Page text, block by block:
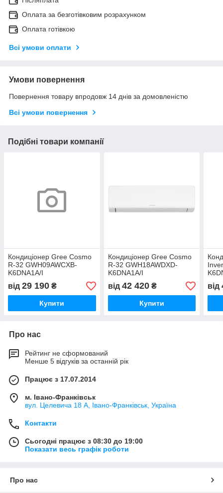
Оплата за безготівковим розрахунком
Оплата готівкою
Всі умови оплати
Умови повернення
Повернення товару впродовж 14 днів за домовленістю
Всі умови повернення
Подібні товари компанії
Кондиціонер Gree Cosmo
R-32 GWH09AWCXB-
K6DNA1A/I
від 29 190 ₴
Купити
Кондиціонер Gree Cosmo
R-32 GWH18AWDXD-
K6DNA1A/I
від 42 420₴
Купити
від
Про нас
Рейтинг не сформований
Менше 5 відгуків за останній рік
Працює з 17.07.2014
м. Івано-Франківськ
вул. Целевича 18 А, Івано-Франківськ, Україна
Контакти
Сьогодні працює з 08:30 до 19:00
Показати весь графік роботи
Про нас